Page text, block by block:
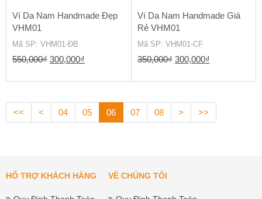
Ví Da Nam Handmade Đẹp
VHM01
Mã SP: VHM01-ĐB
550,000₫ Giá
550,000₫.
300,000₫
là:
Ví Da Nam Handmade Giá
Rẻ VHM01
Mã SP: VHM01-CF
350,000₫ Giá
350,000₫.
300,000₫Giá
là:
300,000₫.
<< < 04 05 06 07 08 > >>
HỔ TRỢ KHÁCH HÀNG VỀ CHÚNG TÔI